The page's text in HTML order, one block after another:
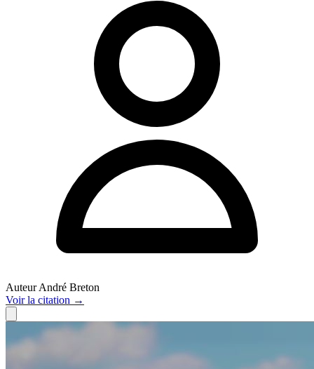
Auteur André Breton
Voirla citation →